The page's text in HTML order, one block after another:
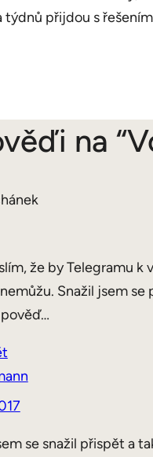
týdnů přijdou s
na
že by Telegramu
Snažil jsem se
se snažil přispět a